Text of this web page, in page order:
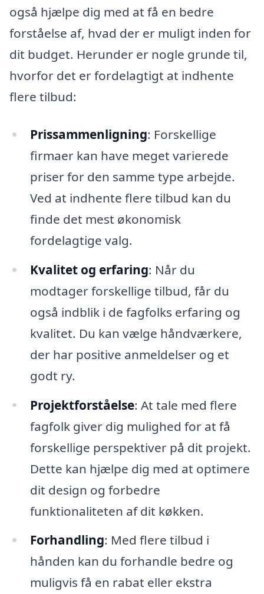
også hjælpe dig med at få en bedre
forståelse af, hvad der er muligt inden for
dit budget. Herunder er nogle grunde til,
hvorfor det er fordelagtigt at indhente
flere tilbud:
Prissammenligning: Forskellige
firmaer kan have meget varierede
priser for den samme type arbejde.
Ved at indhente flere tilbud kan du
finde det mest økonomisk
fordelagtige valg.
Kvalitet og erfaring: Når du
modtager forskellige tilbud, får du
også indblik i de fagfolks erfaring og
kvalitet. Du kan vælge håndværkere,
der har positive anmeldelser og et
godt ry.
Projektforståelse: At tale med flere
fagfolk giver dig mulighed for at få
forskellige perspektiver på dit projekt.
Dette kan hjælpe dig med at optimere
dit design og forbedre
funktionaliteten af dit køkken.
Forhandling: Med flere tilbud i
hånden kan du forhandle bedre og
muligvis få en rabat eller ekstra